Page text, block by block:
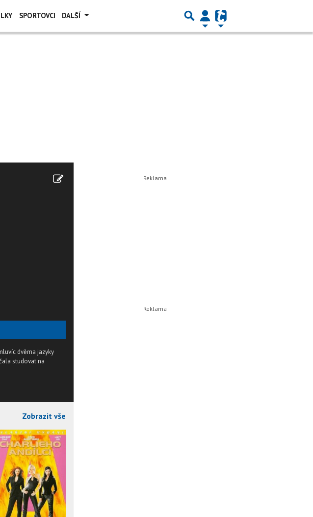
SPORTOVCI DALŠÍ
dvěma jazyky
studovat na
Zobrazit vše